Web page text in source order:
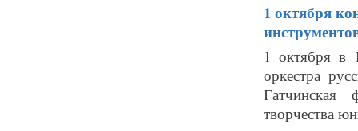
1 октября
1 октября в
оркестра